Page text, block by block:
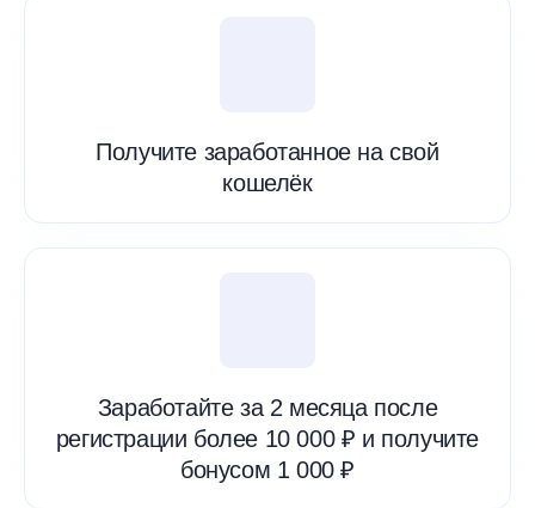
Получите заработанное на свой
кошелёк
Заработайте за 2 месяца после
регистрации более 10 000 ₽ и получите
бонусом 1 000 ₽